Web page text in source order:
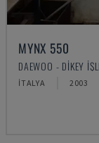
MYNX 550
DAEWOO - DIKEY
İTALYA 2003